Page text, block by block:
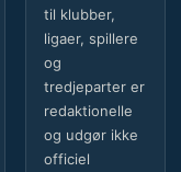
til klubber,
ligaer, spillere
og
tredjeparter er
redaktionelle
og udgør ikke
officiel